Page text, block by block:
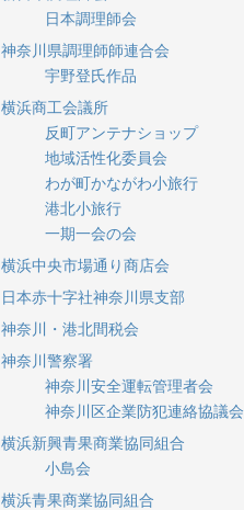
日本調理師会
神奈川県調理師師連合会
宇野登氏作品
横浜商工会議所
反町アンテナショップ
地域活性化委員会
わが町かながわ小旅行
港北小旅行
一期一会の会
横浜中央市場通り商店会
日本赤十字社神奈川県支部
神奈川・港北間税会
神奈川警察署
神奈川安全運転管理者会
神奈川区企業防犯連絡協議会
横浜新興青果商業協同組合
小島会
横浜青果商業協同組合